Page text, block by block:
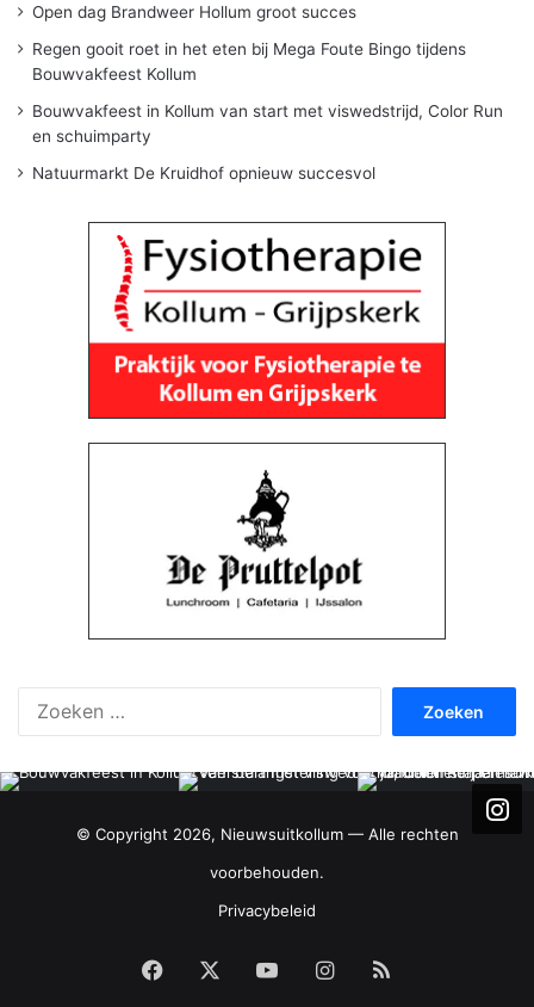
Open dag Brandweer Hollum groot succes
Regen gooit roet in het eten bij Mega Foute Bingo tijdens
Bouwvakfeest Kollum
Bouwvakfeest in Kollum van start met viswedstrijd, Color Run
en schuimparty
Natuurmarkt De Kruidhof opnieuw succesvol
© Copyright 2026, Nieuwsuitkollum — Alle rechten
voorbehouden.
Privacybeleid
Facebook YouTubeInstagram
RSS